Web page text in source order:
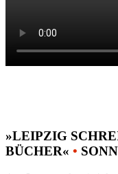
»LEIPZIG
BÜCHER« •